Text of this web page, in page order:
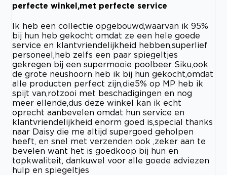
perfecte winkel,met perfecte service
Ik heb een collectie opgebouwd,waarvan ik 95%
bij hun heb gekocht omdat ze een hele goede
service en klantvriendelijkheid hebben,superlief
personeel,heb zelfs een paar spiegeltjes
gekregen bij een supermooie poolbeer Siku,ook
de grote neushoorn heb ik bij hun gekocht,omdat
alle producten perfect zijn,die5% op MP heb ik
spijt van,rotzooi met beschadigingen en nog
meer ellende,dus deze winkel kan ik echt
oprecht aanbevelen omdat hun service en
klantvriendelijkheid enorm goed is,special thanks
naar Daisy die me altijd supergoed geholpen
heeft, en snel met verzenden ook ,zeker aan te
bevelen want het is goedkoop bij hun en
topkwaliteit, dankuwel voor alle goede adviezen
hulp en spiegeltjes